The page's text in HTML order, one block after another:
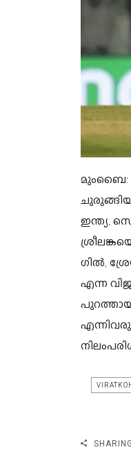
മുംബൈ:
ചുരുങ്ങിയ
ഇന്ത്യ,
ഗിൽ,
എന്ന